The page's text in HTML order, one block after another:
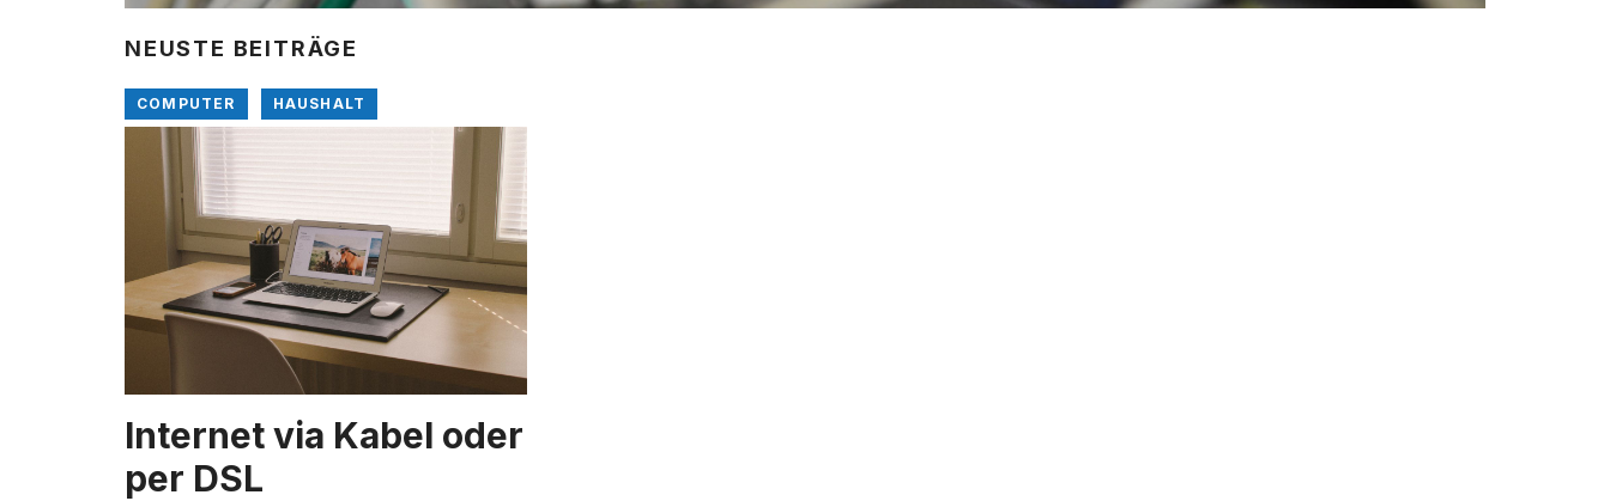
NEUSTE BEITRÄGE
COMPUTER HAUSHALT
Internet via Kabel oder
per DSL